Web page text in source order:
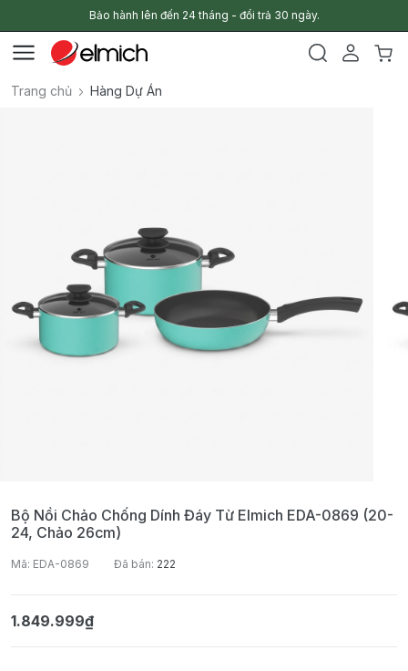
Bảo hành lên đến 24 tháng - đổi trả 30 ngày.
Trang chủ Hàng Dự Án
Bộ Nồi Chảo Chống Dính Đáy Từ Elmich EDA-0869 (20-
24, Chảo 26cm)
Mã: EDA-0869 Đã bán: 222
1.849.999₫